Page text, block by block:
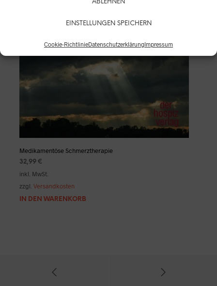
ABLEHNEN
EINSTELLUNGEN SPEICHERN
Cookie-RichtlinieDatenschutzerklärungImpressum
Medikamentöse Schmerztherapie
32,99 €
inkl. MwSt.
zzgl. Versandkosten
IN DEN WARENKORB